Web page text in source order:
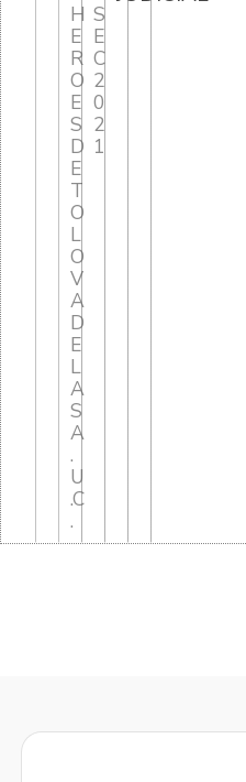
H
E
R
O
E
S
D
E
T
O
L
O
V
A
D
E
L
A
S
A
.
U
.C
.
S
E
C
2
0
2
1